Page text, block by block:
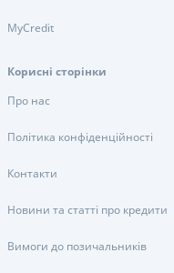
MyCredit
Корисні сторінки
Про нас
Політика конфіденційності
Контакти
Новини та статті про кредити
Вимоги до позичальників